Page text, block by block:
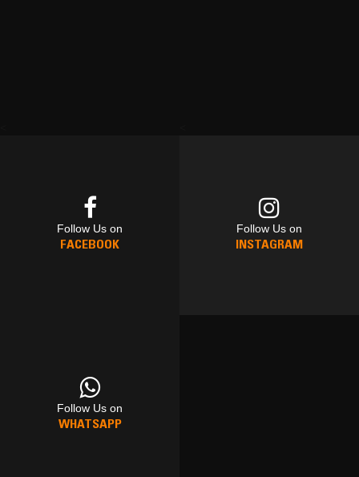
Follow Us on
FACEBOOK
Follow Us on
FACEBOOK
Follow Us on
INSTAGRAM
Follow Us on
WHATSAPP